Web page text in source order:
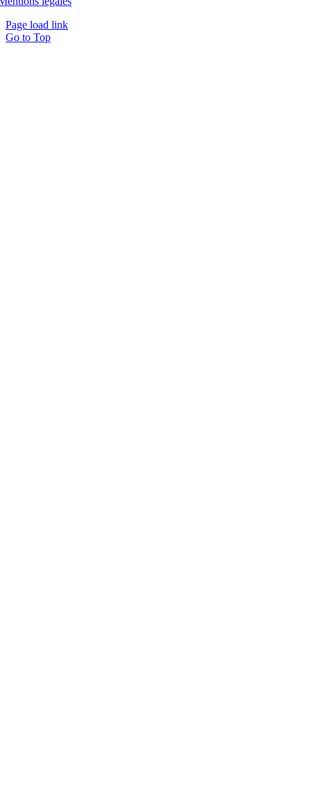
Page load link
Go to Top